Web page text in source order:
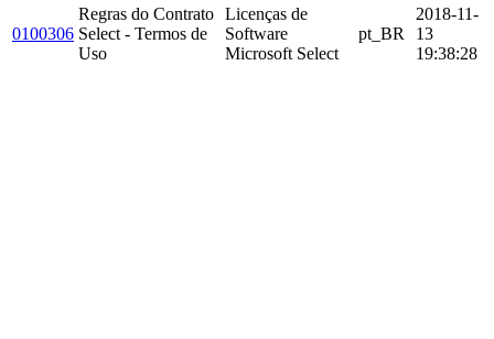
0100306
Regras do Contrato
Select - Termos de
Uso
Licenças de
Software
Microsoft Select
pt_BR
2018-11-
13
19:38:28